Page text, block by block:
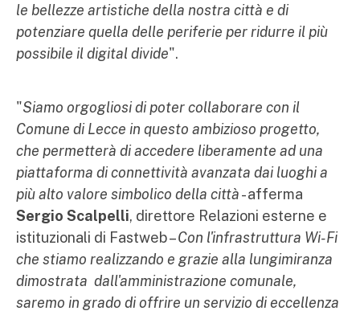
le bellezze artistiche della nostra città e di
potenziare quella delle periferie per ridurre il più
possibile il digital divide".
"Siamo orgogliosi di poter collaborare con il
Comune di Lecce in questo ambizioso progetto,
che permetterà di accedere liberamente ad una
piattaforma di connettività avanzata dai luoghi a
più alto valore simbolico della città- afferma
Sergio Scalpelli, direttore Relazioni esterne e
istituzionali di Fastweb –Con l'infrastruttura Wi-Fi
che stiamo realizzando e grazie alla lungimiranza
dimostrata dall'amministrazione comunale,
saremo in grado di offrire un servizio di eccellenza